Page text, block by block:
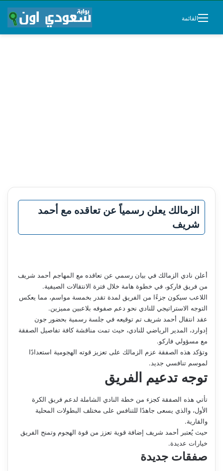
القائمة
الزمالك يعلن رسمياً عن تعاقده مع أحمد
شريف
أعلن نادي الزمالك في بيان رسمي عن تعاقده مع المهاجم أحمد شريف
من فريق فاركو، في خطوة هامة خلال فترة الانتقالات الصيفية.
اللاعب سيكون جزءًا من الفريق لمدة تقدر بخمسة مواسم، مما يعكس
التوجه الاستراتيجي للنادي نحو دعم صفوفه بلاعبين مميزين.
عقد انتقال أحمد شريف تم توقيعه في جلسة رسمية بحضور جون
إدوارد، المدير الرياضي للنادي، حيث تمت مناقشة كافة تفاصيل الصفقة
مع مسؤولي فاركو.
وتؤكد هذه الصفقة عزم الزمالك على تعزيز قوته الهجومية استعدادًا
لموسم تنافسي جديد.
توجه تدعيم الفريق
تأتي هذه الصفقة كجزء من خطة النادي الشاملة لدعم فريق الكرة
الأول، والذي يسعى جاهدًا للتنافس على مختلف البطولات المحلية
والقارية.
حيث يُعتبر أحمد شريف إضافة قوية تعزز من قوة الهجوم وتمنح الفريق
خيارات عديدة.
صفقات جديدة